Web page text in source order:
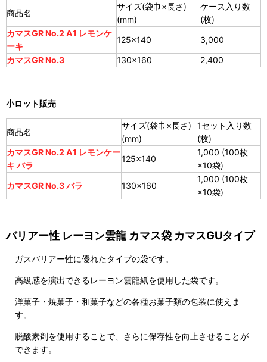
商品名
サイズ(袋巾×長さ)
(mm)
ケース入り数
(枚)
カマスGR No.2 A1 レモンケ
ーキ
125×140
3,000
カマスGR No.3
130×160 2,400
小ロット販売
商品名
サイズ(袋巾×長さ)
(mm)
1セット入り数
(枚)
カマスGR No.2 A1 レモンケー
キ バラ
125×140
1,000 (100枚
×10袋)
カマスGR No.3 バラ
130×160
1,000 (100枚
×10袋)
バリアー性 レーヨン雲龍 カマス袋 カマスGUタイプ
ガスバリアー性に優れたタイプの袋です。
高級感を演出できるレーヨン雲龍紙を使用した袋です。
洋菓子・焼菓子・和菓子などの各種お菓子類の包装に使えま
す。
脱酸素剤を使用することで、さらに保存性を向上させることが
できます。